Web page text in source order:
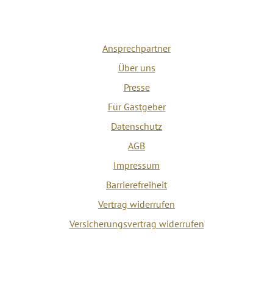
Ansprechpartner
Über uns
Presse
Für Gastgeber
Datenschutz
AGB
Impressum
Barrierefreiheit
Vertrag widerrufen
Versicherungsvertrag widerrufen